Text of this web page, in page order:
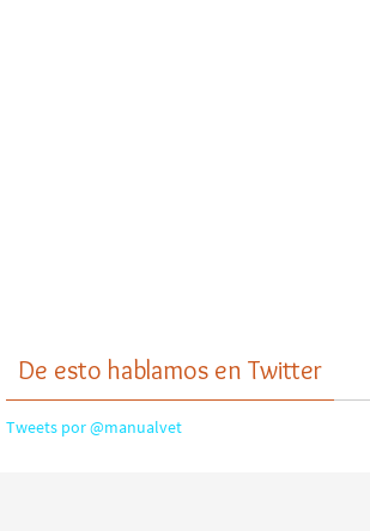
De esto hablamos en Twitter
Tweets por @manualvet